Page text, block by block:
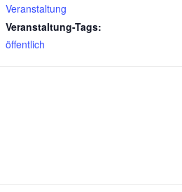
Veranstaltung
Veranstaltung-Tags:
öffentlich